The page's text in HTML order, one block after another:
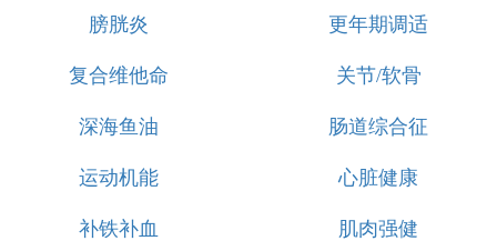
膀胱炎 更年期调适
复合维他命 关节/软骨
深海鱼油 肠道综合征
运动机能 心脏健康
补铁补血 肌肉强健